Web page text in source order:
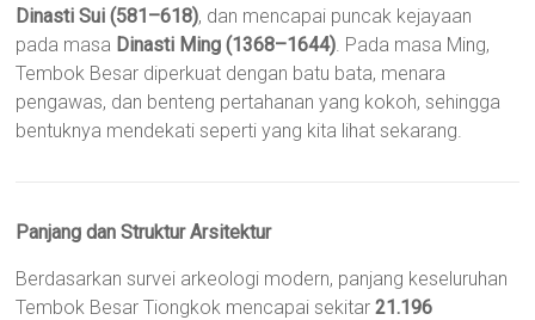
Dinasti Sui (581–618), dan mencapai puncak kejayaan
pada masa Dinasti Ming (1368–1644). Pada masa Ming,
Tembok Besar diperkuat dengan batu bata, menara
pengawas, dan benteng pertahanan yang kokoh, sehingga
bentuknya mendekati seperti yang kita lihat sekarang.
Panjang dan Struktur Arsitektur
Berdasarkan survei arkeologi modern, panjang keseluruhan
Tembok Besar Tiongkok mencapai sekitar21.196